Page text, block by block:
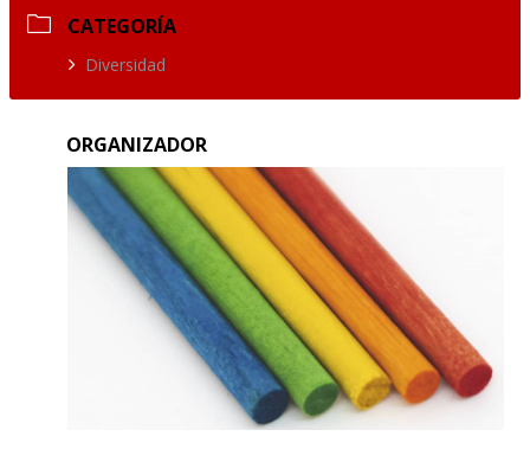
CATEGORÍA
Diversidad
ORGANIZADOR